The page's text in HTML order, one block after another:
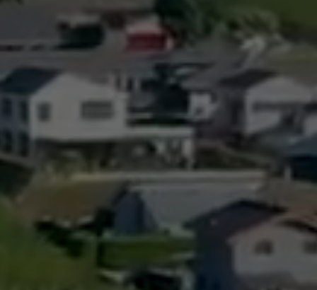
Gestion des déchets
Taxe au sac
Déchetterie
Emplacements écopoints
Gastrovert
Ramassage des poubelles